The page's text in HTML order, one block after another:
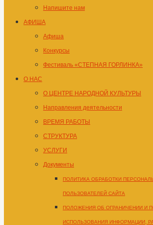
содержимомуНапишите нам
АФИША
Афиша
Конкурсы
Фестиваль «СТЕПНАЯ ГОРЛИНКА»
О НАС
О ЦЕНТРЕ НАРОДНОЙ КУЛЬТУРЫ
Направления деятельности
ВРЕМЯ РАБОТЫ
СТРУКТУРА
УСЛУГИ
Документы
ПОЛИТИКА ОБРАБОТКИ
ПОЛЬЗОВАТЕЛЕЙ САЙТА
ПОЛОЖЕНИЯ ОБ ОГРАНИЧЕНИИ И
ИСПОЛЬЗОВАНИЯ ИНФОРМАЦИИ,